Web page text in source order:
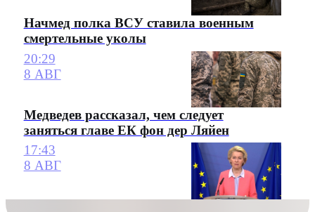
Начмед полка ВСУ ставила военным
смертельные уколы
20:29
8 АВГ
Медведев рассказал, чем следует
заняться главе ЕК фон дер Ляйен
17:43
8 АВГ